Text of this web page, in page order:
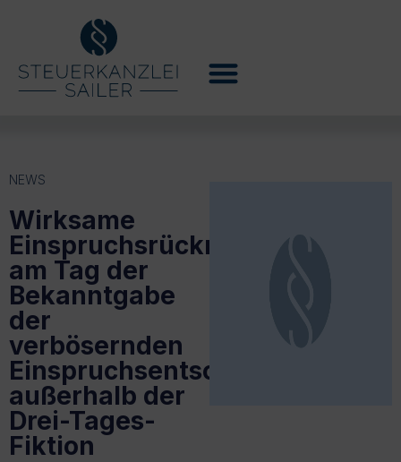
NEWS
Wirksame
Einspruchsrücknahme
am Tag der
Bekanntgabe
der
verbösernden
Einspruchsentscheidung
außerhalb der
Drei-Tages-
Fiktion